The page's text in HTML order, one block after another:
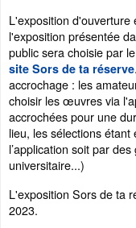
L'exposition d'ouverture
l'exposition présentée
public sera choisie par
site Sors de ta réserve
accrochage : les
choisir les œuvres via
accrochées pour une
lieu, les sélections
l’application soit par
universitaire...)
L'exposition Sors de ta
2023.